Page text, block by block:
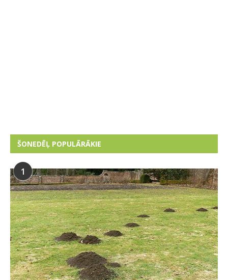
ŠONEDĒĻ POPULĀRĀKIE
1